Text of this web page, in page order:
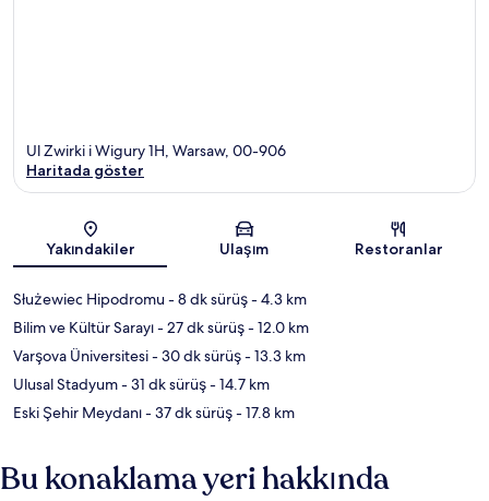
Harita
Ul Zwirki i Wigury 1H, Warsaw, 00-906
Haritada göster
Yakındakiler Ulaşım Restoranlar
Służewiec Hipodromu- 8 dk sürüş- 4.3 km
Bilim ve Kültür Sarayı- 27 dk sürüş- 12.0 km
Varşova Üniversitesi- 30 dk sürüş- 13.3 km
Ulusal Stadyum- 31 dk sürüş- 14.7 km
Eski Şehir Meydanı- 37 dk sürüş- 17.8 km
Bu konaklama yeri hakkında